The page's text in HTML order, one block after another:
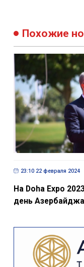
Похожие
23:10 22 февраля 2024
На Doha Expo
день